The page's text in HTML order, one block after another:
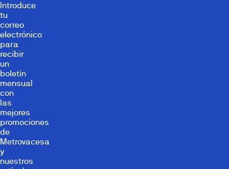
Introduce
tu
correo
electrónico
para
recibir
un
boletín
mensual
con
las
mejores
promociones
de
Metrovacesa
y
nuestros